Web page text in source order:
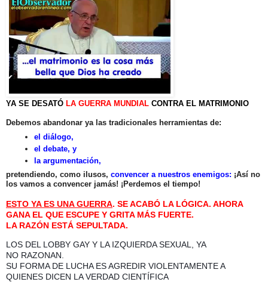
YA SE DESATÓ LA GUERRA MUNDIAL CONTRA EL MATRIMONIO
Debemos abandonar ya las tradicionales herramientas de:
el diálogo,
el debate, y
la argumentación,
pretendiendo, como ilusos, convencer a nuestros enemigos: ¡Así no
los vamos a convencer jamás! ¡Perdemos el tiempo!
ESTO YA ES UNA GUERRA. SE ACABÓ LA LÓGICA. AHORA
GANA EL QUE ESCUPE Y GRITA MÁS FUERTE.
LA RAZÓN ESTÁ SEPULTADA.
LOS DEL LOBBY GAY Y LA IZQUIERDA SEXUAL, YA
NO RAZONAN.
SU FORMA DE LUCHA ES AGREDIR VIOLENTAMENTE A
QUIENES DICEN LA VERDAD CIENTÍFICA